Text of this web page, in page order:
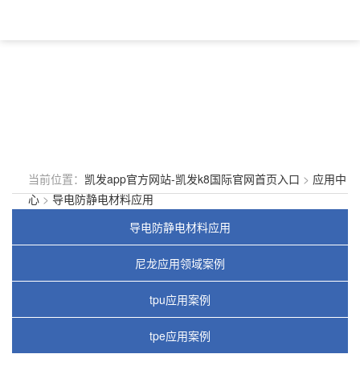
当前位置： 凯发app官方网站-凯发k8国际官网首页入口 > 应用中
心>导电防静电材料应用
导电防静电材料应用
尼龙应用领域案例
tpu应用案例
tpe应用案例